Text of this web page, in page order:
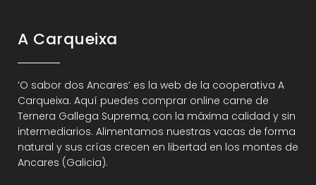
A Carqueixa
‘O sabor dos Ancares’ es la web de la cooperativa A
Carqueixa. Aquí puedes comprar online carne de
Ternera Gallega Suprema, con la máxima calidad y sin
intermediarios. Alimentamos nuestras vacas de forma
natural y sus crías crecen en libertad en los montes de
Ancares (Galicia).